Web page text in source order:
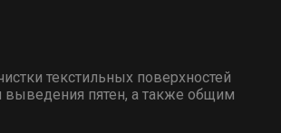
текстильных поверхностей
выведения пятен, а также общим